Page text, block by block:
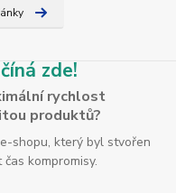
zde!
rychlost
produktů?
shopu, který byl stvořen
kompromisy.